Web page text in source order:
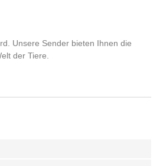
Unsere Sender bieten Ihnen die
der Tiere.